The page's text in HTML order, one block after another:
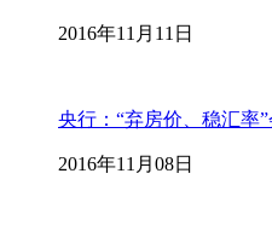
2016年11月11日
央行：“弃房价、稳汇率
2016年11月08日